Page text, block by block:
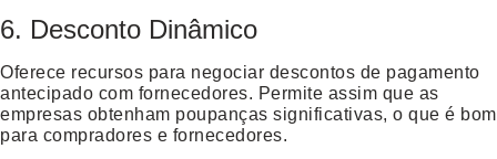
6. Desconto Dinâmico
Oferece recursos para negociar descontos de pagamento
antecipado com fornecedores. Permite assim que as
empresas obtenham poupanças significativas, o que é bom
para compradores e fornecedores.